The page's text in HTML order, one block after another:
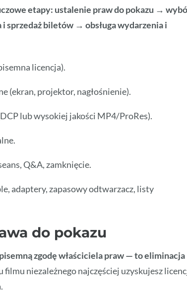
etapy: ustalenie praw do pokazu →
biletów → obsługa wydarzenia i
licencja).
(ekran, projektor, nagłośnienie).
lub wysokiej jakości MP4/ProRes).
Q&A, zamknięcie.
adaptery, zapasowy odtwarzacz, listy
do pokazu
zgodę właściciela praw — to eliminacja
filmu niezależnego najczęściej uzyskujesz